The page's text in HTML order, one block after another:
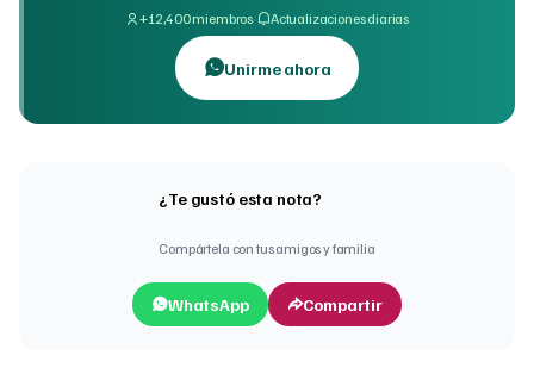
+12,400 miembros· Actualizaciones diarias
Unirme ahora
¿Te gustó esta nota?
Compártela con tus amigos y familia
WhatsApp Compartir